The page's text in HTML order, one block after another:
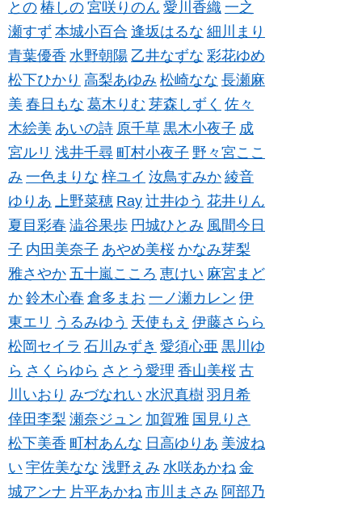
との 椿しの 宮咲りのん 愛川香織 一之
瀬すず 本城小百合 逢坂はるな 細川まり
青葉優香 水野朝陽 乙井なずな 彩花ゆめ
松下ひかり 高梨あゆみ 松崎なな 長瀬麻
美 春日もな 葛木りむ 芽森しずく 佐々
木絵美 あいの詩 原千草 黒木小夜子 成
宮ルリ 浅井千尋 町村小夜子 野々宮ここ
み 一色まりな 梓ユイ 汝鳥すみか 綾音
ゆりあ
上野菜穂 Ray 辻井ゆう 花井りん
夏目彩春 澁谷果歩 円城ひとみ 風間今日
子 内田美奈子 あやめ美桜 かなみ芽梨
雅さやか 五十嵐こころ 恵けい 麻宮まど
か 鈴木心春 倉多まお 一ノ瀬カレン 伊
東エリ うるみゆう 天使もえ 伊藤さらら
松岡セイラ 石川みずき 愛須心亜 黒川ゆ
ら さくらゆら さとう愛理 香山美桜 古
川いおり みづなれい 水沢真樹 羽月希
倖田李梨 瀬奈ジュン 加賀雅 国見りさ
松下美香 町村あんな 日高ゆりあ 美波ね
い 宇佐美なな 浅野えみ 水咲あかね 金
城アンナ 片平あかね 市川まさみ 阿部乃